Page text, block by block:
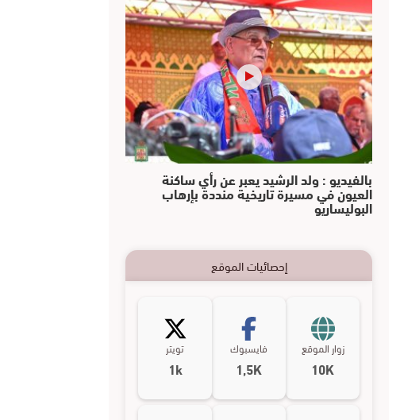
بالفيديو : ولد الرشيد يعبر عن رأي ساكنة
العيون في مسيرة تاريخية منددة بإرهاب
البوليساريو
إحصائيات الموقع
زوار الموقع
10K
فايسبوك
1,5K
تويتر
1k